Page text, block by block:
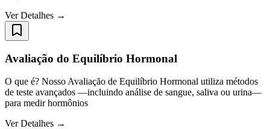
Ver Detalhes →
Avaliação do Equilíbrio Hormonal
O que é? Nosso Avaliação de Equilíbrio Hormonal utiliza métodos
de teste avançados —incluindo análise de sangue, saliva ou urina—
para medir hormônios
Ver Detalhes →